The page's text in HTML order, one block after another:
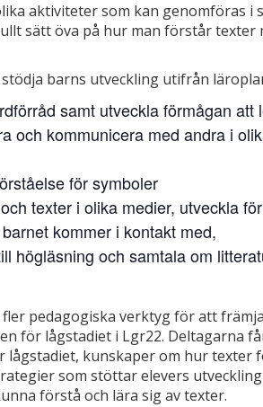
aktiviteter som kan genomföras i
sätt öva på hur man förstår texter
barns utveckling utifrån
samt utveckla förmågan att
och kommunicera med andra i
för symboler
texter i olika medier, utveckla
kommer i kontakt med,
högläsning och samtala om
pedagogiska verktyg för att
för lågstadiet i Lgr22. Deltagarna
kunskaper om hur texter
som stöttar elevers
förstå och lära sig av texter.